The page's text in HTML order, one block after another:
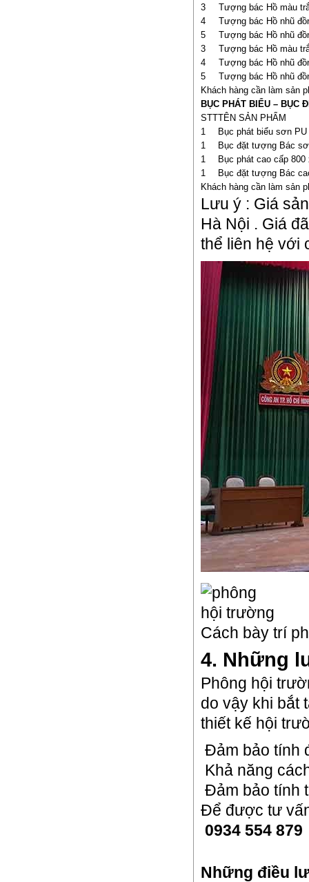
3
Tượng bác Hồ màu
4
Tượng bác Hồ nhũ
5
Tượng bác Hồ nhũ
3
Tượng bác Hồ màu
4
Tượng bác Hồ nhũ
5
Tượng bác Hồ nhũ
Khách hàng cần làm sản
BỤC PHÁT BIỂU – BỤC
STTTÊN SẢN PHẨM
1
Bục phát biểu sơn
1
Bục đặt tượng Bác
1
Bục phát cao cấp 800
1
Bục đặt tượng Bác
Khách hàng cần làm sản
Lưu ý : Giá
Hà Nội . Giá
thể liên hệ với
Cách bày trí
4. Những
Phông hội
do vậy khi bắt
thiết kế hội
Đảm bảo tính
Khả năng
Đảm bảo tính
Để được tư
0934 554 879
Những điều